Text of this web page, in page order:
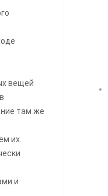
вещей
там же
их
и